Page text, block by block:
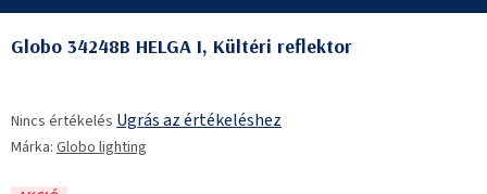
Globo 34248B HELGA I, Kültéri reflektor
termék
átlagos
Nincs értékelés Ugrás az értékeléshez
Márka: Globo lighting